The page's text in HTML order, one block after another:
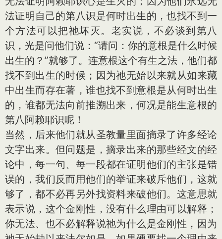
法证明自己的第八识是何时出生的，也找不到一
个方法可以把祂坏灭。老实说，不必谈到第八
识，光是问他们说：“请问：你的意根是什么时候
出生的？”就够了。连意根这个有生之法，他们都
找不到出生的时候；因为祂无始以来就从如来藏
中出生而存在著，谁也找不到意根是从何时出生
的，谁都无法向前推溯出来，何况是能生意根的
第八阿赖耶识呢！
当然，后来他们就从圣教量里面摘录了许多经论
文字出来。但问题是，摘录出来的那些经文的经
论中，每一句、每一段都在证明他们的主张是错
误的，我们反而用他们的举证来破斥他们，这就
够了，都不必再另外找资料来破他们。这意思就
表示说，这个金刚性，没有什么理由可以解释；
你无法、也不必解释说祂为什么是金刚性，因为